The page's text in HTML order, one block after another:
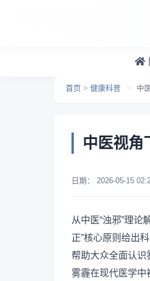
首页 > 健康科普 > 中
中医视角
日期： 2026-05-15
从中医“浊邪”理
正”核心原则给出
帮助大众全面认识
雾霾在现代医学中